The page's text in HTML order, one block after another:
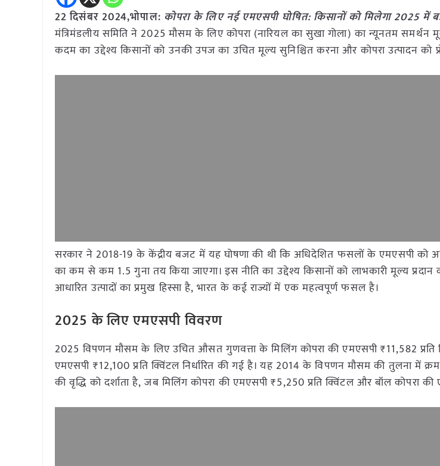
22 दिसंबर 2024,भोपाल: कोपरा के लिए नई एमएसपी घोषित: किसानों को मिलेगा 2025 में
मंत्रिमंडलीय समिति ने 2025 मौसम के लिए कोपरा (नारियल का सुखा गोला) का न्यूनतम
कदम का उद्देश्य किसानों को उनकी उपज का उचित मूल्य सुनिश्चित करना और कोपरा उत्पादन को
सरकार ने 2018-19 के केंद्रीय बजट में यह घोषणा की थी कि अधिदेशित फसलों के एमएसपी को
का कम से कम 1.5 गुना तय किया जाएगा। इस नीति का उद्देश्य किसानों को लाभकारी मूल्य प्रदान
आधारित उत्पादों का प्रमुख हिस्सा है, भारत के कई राज्यों में एक महत्वपूर्ण फसल है।
2025के लिए एमएसपी विवरण
2025 विपणन मौसम के लिए उचित औसत गुणवत्ता के मिलिंग कोपरा की एमएसपी ₹11,582
एमएसपी ₹12,100 प्रति क्विंटल निर्धारित की गई है। यह 2014 के विपणन मौसम की तुलना में
की वृद्धि को दर्शाता है, जब मिलिंग कोपरा की एमएसपी ₹5,250 प्रति क्विंटल और बॉल कोपरा